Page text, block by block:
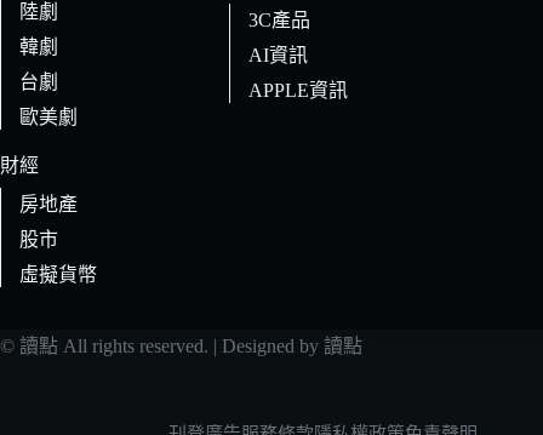
陸劇
韓劇
台劇
歐美劇
財經
房地產
股市
虛擬貨幣
3C產品
AI資訊
APPLE資訊
© 讀點 All rights reserved. | Designed by 讀點